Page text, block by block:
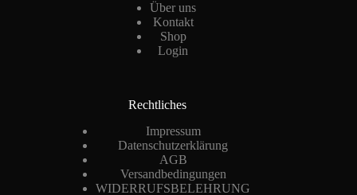
Über uns
Kontakt
Shop
Login
Rechtliches
Impressum
Datenschutzerklärung
AGB
Versandbedingungen
WIDERRUFSBELEHRUNG